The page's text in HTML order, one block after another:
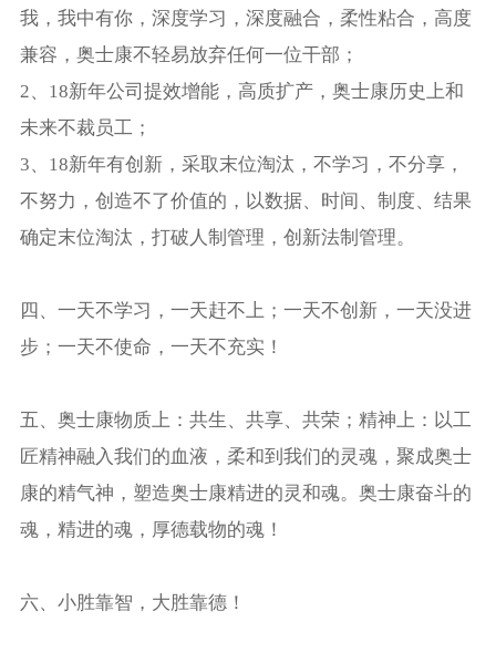
我，我中有你，深度学习，深度融合，柔性粘合，高度
兼容，奥士康不轻易放弃任何一位干部；
2、18新年公司提效增能，高质扩产，奥士康历史上和
未来不裁员工；
3、18新年有创新，采取末位淘汰，不学习，不分享，
不努力，创造不了价值的，以数据、时间、制度、结果
确定末位淘汰，打破人制管理，创新法制管理。
四、一天不学习，一天赶不上；一天不创新，一天没进
步；一天不使命，一天不充实！
五、奥士康物质上：共生、共享、共荣；精神上：以工
匠精神融入我们的血液，柔和到我们的灵魂，聚成奥士
康的精气神，塑造奥士康精进的灵和魂。奥士康奋斗的
魂，精进的魂，厚德载物的魂！
六、小胜靠智，大胜靠德！